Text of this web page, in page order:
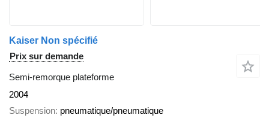
Kaiser Non spécifié
Prix sur demande
Semi-remorque plateforme
2004
Suspension pneumatique/pneumatique